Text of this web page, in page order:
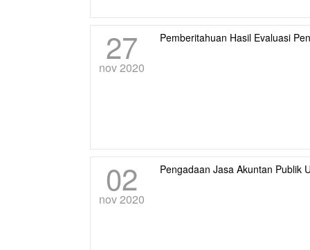
27
nov 2020
Pemberitahuan Hasil Evaluasi
02
nov 2020
Pengadaan Jasa Akuntan Publik